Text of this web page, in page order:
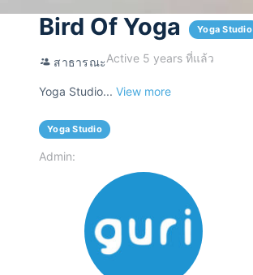
Bird Of Yoga Yoga Studio
สาธารณะActive 5 years ที่แล้ว
Yoga Studio... View more
Yoga Studio
Admin: